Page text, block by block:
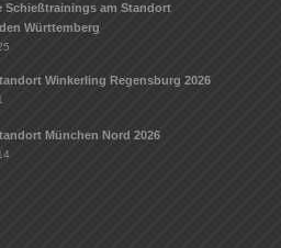
Schießtrainings am Standort
Württemberg
Winkerling Regensburg 2026
München Nord 2026